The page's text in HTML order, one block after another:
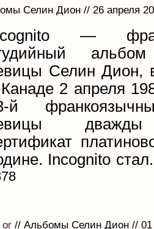
Селин Дион // 26 апреля
—
альбом
Селин Дион,
2 апреля
й
дважды
Incognito
or // Альбомы Селин Дион // 01